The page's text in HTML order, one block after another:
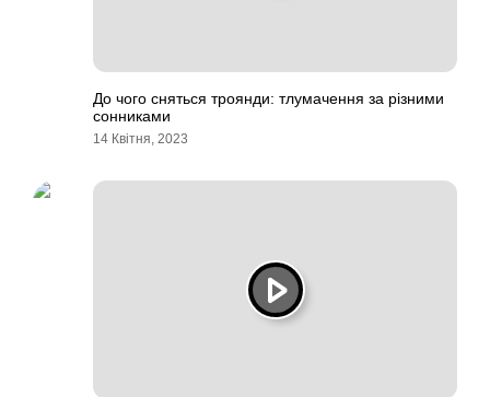
До чого сняться троянди: тлумачення за різними
сонниками
14 Квітня, 2023